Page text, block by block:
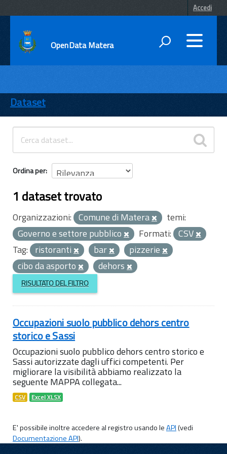
Accedi
OpenData Matera
ENTI
TEMI
INFORMAZIONI
Dataset
Ordina per
1 dataset trovato
Organizzazioni: Comune di Matera
temi:
Governo e settore pubblico
Formati: CSV
Tag: ristoranti bar
pizzerie
cibo da asporto
dehors
RISULTATO DEL FILTRO
Occupazioni suolo pubblico dehors centro
storico e Sassi
Occupazioni suolo pubblico dehors centro storico e
Sassi autorizzate dagli uffici competenti. Per
migliorare la visibilità abbiamo realizzato la
seguente MAPPA collegata...
CSV Excel XLSX
E' possibile inoltre accedere al registro usando leAPI(vedi
Documentazione API).